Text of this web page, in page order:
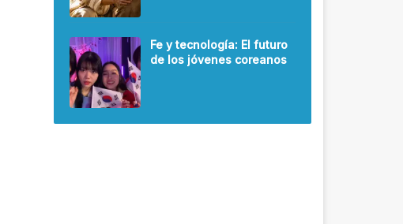
Fe y tecnología: El futuro
de los jóvenes coreanos